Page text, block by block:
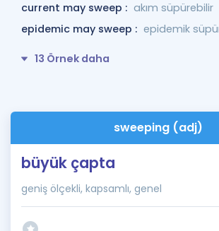
current may sweep : akım süpürebilir
epidemic may sweep : epidemik
13 Örnek daha
sweeping (adj)
büyük çapta
geniş ölçekli, kapsamlı, genel